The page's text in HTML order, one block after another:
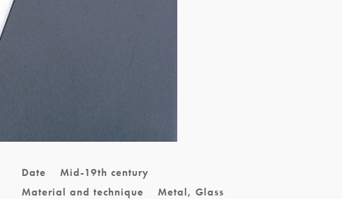
Date
Mid-19th century
Material and technique
Metal, Glass